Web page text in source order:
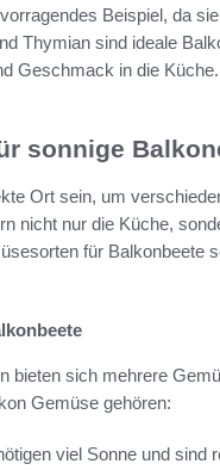
Beispiel, da
Thymian sind ideale
Geschmack in die
sonnige
Ort sein, um
nicht nur die Küche,
für Balkonbeete
bieten sich mehrere
Gemüse gehören:
viel Sonne und sind